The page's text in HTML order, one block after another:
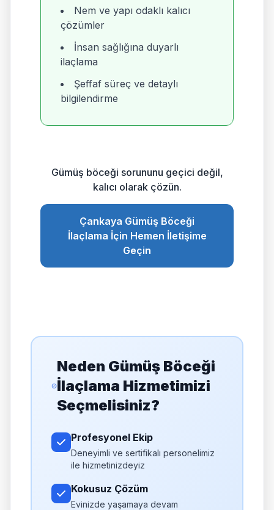
Nem ve yapı odaklı kalıcı
çözümler
İnsan sağlığına duyarlı
ilaçlama
Şeffaf süreç ve detaylı
bilgilendirme
Gümüş böceği sorununu geçici değil,
kalıcı olarak çözün.
Çankaya Gümüş Böceği
İlaçlama İçin Hemen İletişime
Geçin
Neden Gümüş Böceği
İlaçlama Hizmetimizi
Seçmelisiniz?
Profesyonel Ekip
Deneyimli ve sertifikalı personelimiz
ile hizmetinizdeyiz
Kokusuz Çözüm
Evinizde yaşamaya devam